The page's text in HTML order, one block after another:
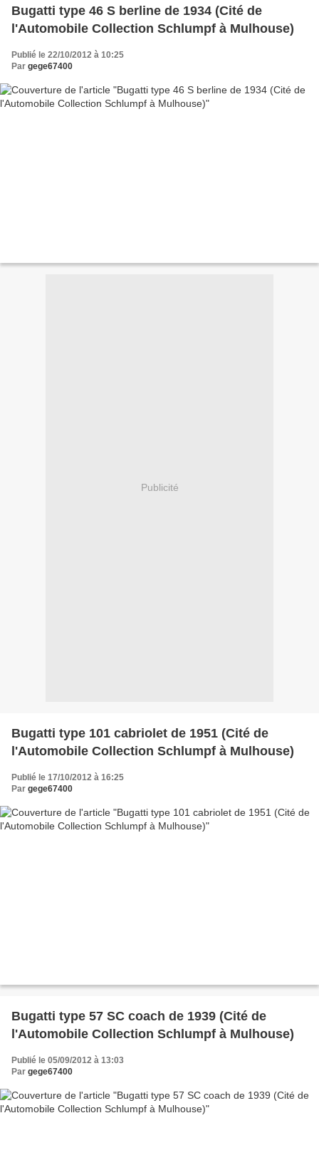
Bugatti type 46 S berline de 1934 (Cité de
l'Automobile Collection Schlumpf à Mulhouse)
Publié le 22/10/2012 à 10:25
Par gege67400
Publicité
Bugatti type 101 cabriolet de 1951 (Cité de
l'Automobile Collection Schlumpf à Mulhouse)
Publié le 17/10/2012 à 16:25
Par gege67400
Bugatti type 57 SC coach de 1939 (Cité de
l'Automobile Collection Schlumpf à Mulhouse)
Publié le 05/09/2012 à 13:03
Par gege67400